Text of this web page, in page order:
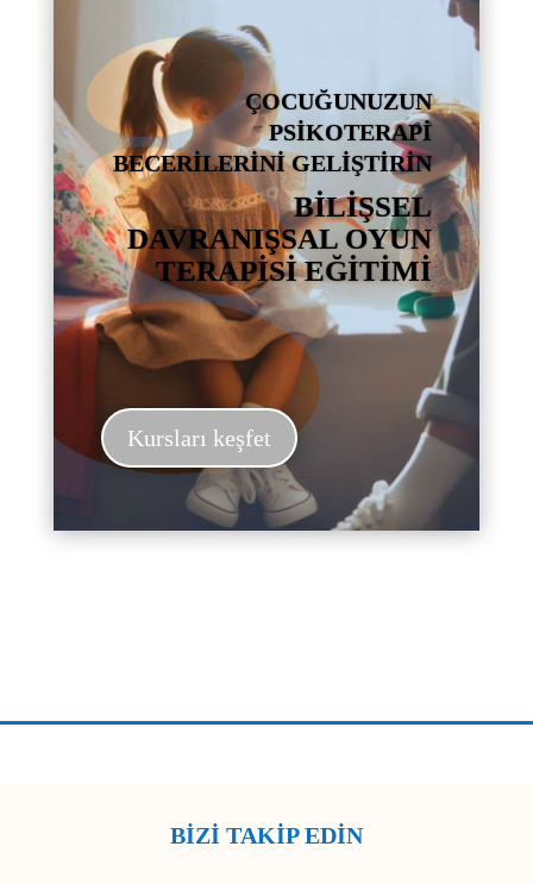
ÇOCUĞUNUZUN
PSİKOTERAPİ
BECERİLERİNİ GELİŞTİRİN
BİLİŞSEL
DAVRANIŞSAL OYUN
TERAPİSİ EĞİTİMİ
Kursları keşfet
BİZİ TAKİP EDİN